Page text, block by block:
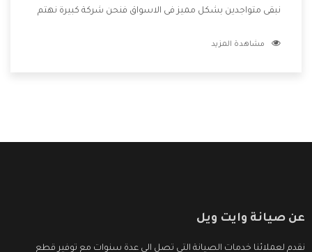
نبقى متواجدين بشكل مميز فى الاسواق فنحن شركة كبيرة نهتم
الشركة بها والتى تكون منها خدمة الصيانة التى تكون من أهم
مشاهدة المزيد
عن صيانة وايت ويل
نقدم لعملائنا خدمات الصيانة التى تصل الى عدة سنوات مع توفير قطع